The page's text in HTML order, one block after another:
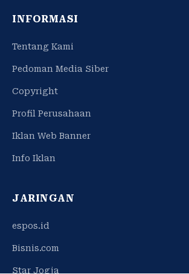
INFORMASI
Tentang Kami
Pedoman Media Siber
Copyright
Profil Perusahaan
Iklan Web Banner
Info Iklan
JARINGAN
espos.id
Bisnis.com
Star Jogja